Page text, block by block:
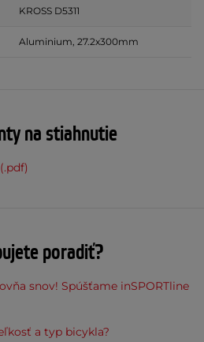
KROSS D5311
Aluminium, 27.2x300mm
na stiahnutie
poradiť?
snov! Spúšťame inSPORTline
a typ bicykla?